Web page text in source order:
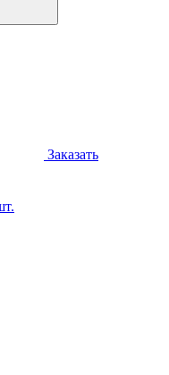
Заказать